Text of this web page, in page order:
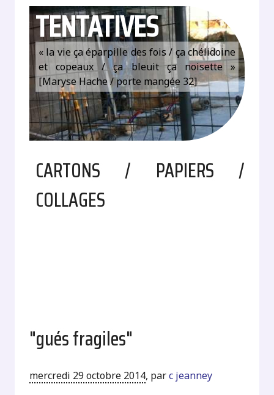
TENTATIVES
« la vie ça éparpille des fois / ça chélidoine
et copeaux / ça bleuit ça noisette »
[Maryse Hache / porte mangée 32]
CARTONS / PAPIERS /
COLLAGES
"gués fragiles"
mercredi 29 octobre 2014, parc jeanney